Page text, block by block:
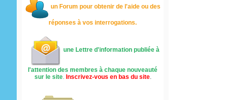
un Forum pour obtenir de l'aide ou des
réponses à vos interrogations.
une Lettre d'information publiée à
l'attention des membres à chaque nouveauté
sur le site. Inscrivez-vous en bas du site.